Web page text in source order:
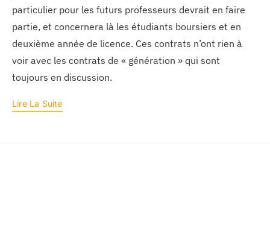
particulier pour les futurs professeurs devrait en faire
partie, et concernera là les étudiants boursiers et en
deuxième année de licence. Ces contrats n’ont rien à
voir avec les contrats de « génération » qui sont
toujours en discussion.
Lire La Suite